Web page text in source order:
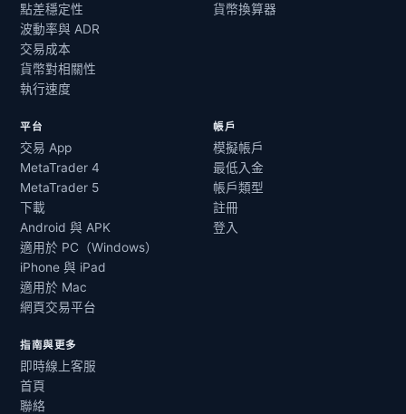
點差穩定性
波動率與 ADR
交易成本
貨幣對相關性
執行速度
貨幣換算器
平台
交易 App
MetaTrader 4
MetaTrader 5
下載
Android 與 APK
適用於 PC（Windows）
iPhone 與 iPad
適用於 Mac
網頁交易平台
帳戶
模擬帳戶
最低入金
帳戶類型
註冊
登入
指南與更多
即時線上客服
首頁
聯絡